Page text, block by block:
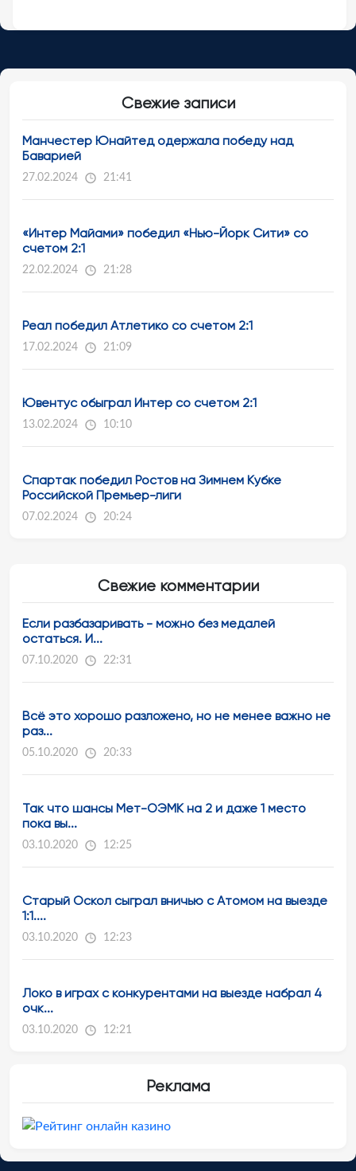
Свежие записи
Манчестер Юнайтед одержала победу над
Баварией
27.02.2024 21:41
«Интер Майами» победил «Нью-Йорк Сити» со
счетом 2:1
22.02.2024 21:28
Реал победил Атлетико со счетом 2:1
17.02.2024 21:09
Ювентус обыграл Интер со счетом 2:1
13.02.2024 10:10
Спартак победил Ростов на Зимнем Кубке
Российской Премьер-лиги
07.02.2024 20:24
Свежие комментарии
Если разбазаривать - можно без медалей
остаться. И...
07.10.2020 22:31
Всё это хорошо разложено, но не менее важно не
раз...
05.10.2020 20:33
Так что шансы Мет-ОЭМК на 2 и даже 1 место
пока вы...
03.10.2020 12:25
Старый Оскол сыграл вничью с Атомом на выезде
1:1....
03.10.2020 12:23
Локо в играх с конкурентами на выезде набрал 4
очк...
03.10.2020 12:21
Реклама